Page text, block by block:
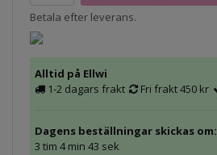
Betala efter leverans.
Alltid på Ellwi
1-2 dagars frakt
Fri frakt 450 kr
Dagens beställningar skickas om:
3 tim 4 min 43 sek